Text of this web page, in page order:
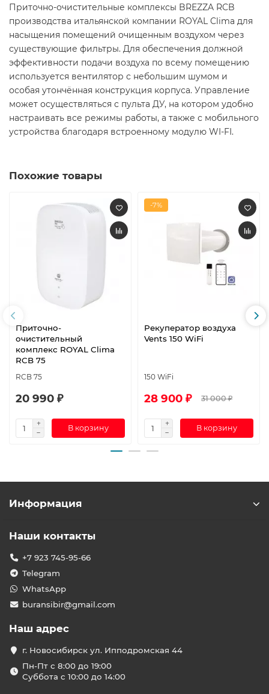
Приточно-очистительные комплексы BREZZA RCB
производства итальянской компании ROYAL Clima для
насыщения помещений очищенным воздухом через
существующие фильтры. Для обеспечения должной
эффективности подачи воздуха по всему помещению
используется вентилятор с небольшим шумом и
особая утончённая конструкция корпуса. Управление
может осуществляться с пульта ДУ, на котором удобно
настраивать все режимы работы, а также с мобильного
устройства благодаря встроенному модулю WI-FI.
Похожие товары
Приточно-
очистительный
комплекс ROYAL Clima
RCB 75
RCB 75
20 990 ₽
В корзину
-7%
Рекуператор воздуха
Vents 150 WiFi
150 WiFi
28 900 ₽ 31 000 ₽
В корзину
Информация
Наши контакты
+7 923 745-95-66
Telegram
WhatsApp
buransibir@gmail.com
Наш адрес
г. Новосибирск ул. Ипподромская 44
Пн-Пт с 8:00 до 19:00
Суббота с 10:00 до 14:00